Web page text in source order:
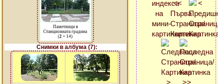
Паметници в
Станционната градина
(2 + 14)
Снимки в албума (7):